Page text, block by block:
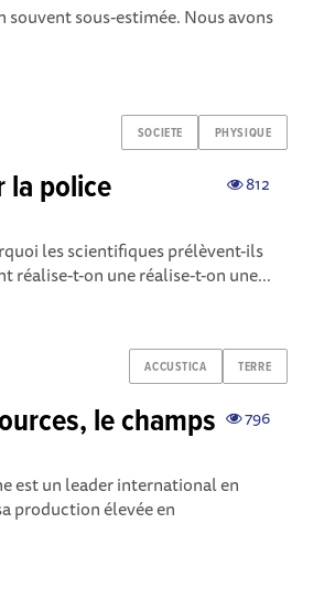
sous-estimée. Nous avons
SOCIETE PHYSIQUE
812
la police
les scientifiques prélèvent-ils
réalise-t-on une réalise-t-on une...
ACCUSTICA TERRE
796
le champs
est un leader international en
production élevée en